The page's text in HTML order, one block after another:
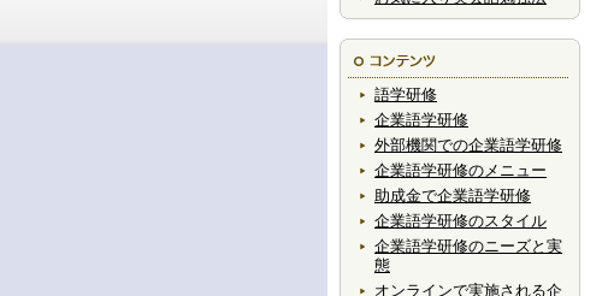
語学研修
企業語学研修
外部機関での企業語学研修
企業語学研修のメニュー
助成金で企業語学研修
企業語学研修のスタイル
企業語学研修のニーズと実
態
オンラインで実施される企